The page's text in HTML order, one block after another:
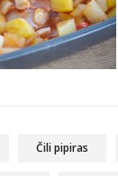
Čili pipiras